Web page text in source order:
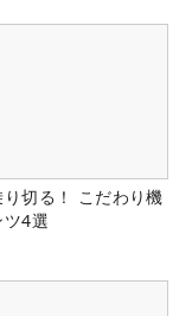
切る！ こだわり機
4選